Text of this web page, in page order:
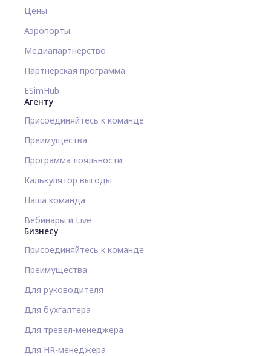
Цены
Аэропорты
Медиапартнерство
Партнерская программа
ESimHub
Агенту
Присоединяйтесь к команде
Преимущества
Программа лояльности
Калькулятор выгоды
Наша команда
Вебинары и Live
Бизнесу
Присоединяйтесь к команде
Преимущества
Для руководителя
Для бухгалтера
Для тревел-менеджера
Для HR-менеджера